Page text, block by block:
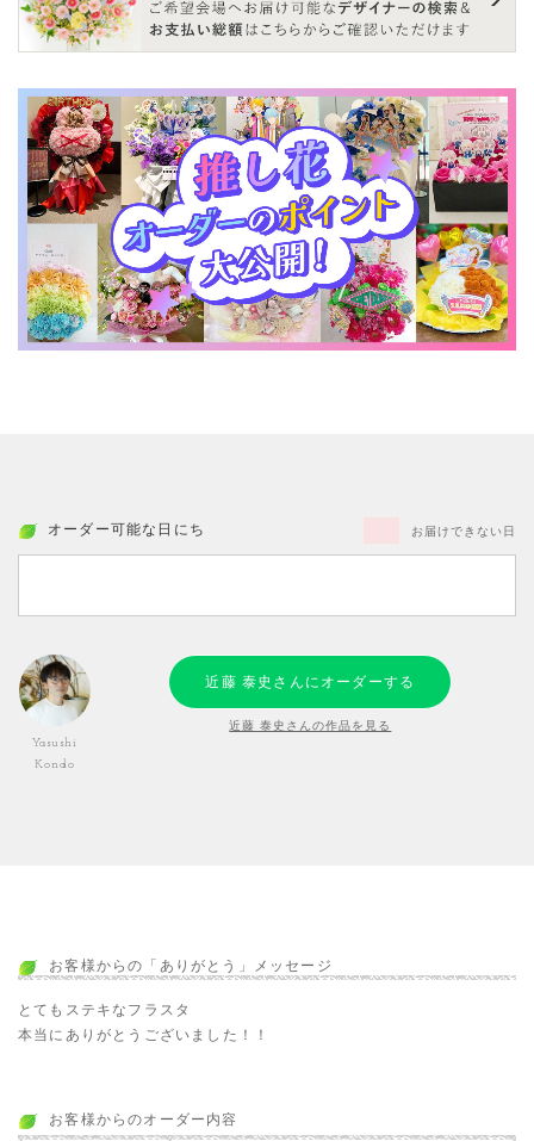
オーダー可能な日にち お届けできない日
Yasushi
Kondo
近藤 泰史さんにオーダーする
近藤 泰史さんの作品を見る
お客様からの「ありがとう」メッセージ
とてもステキなフラスタ
本当にありがとうございました！！
お客様からのオーダー内容